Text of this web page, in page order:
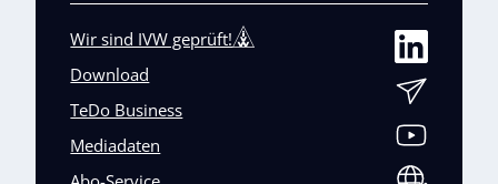
Wir sind IVW geprüft!
Download
TeDo Business
Mediadaten